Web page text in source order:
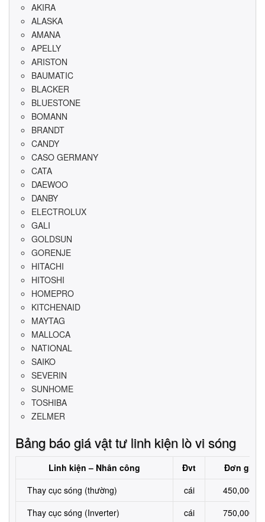
AKIRA
ALASKA
AMANA
APELLY
ARISTON
BAUMATIC
BLACKER
BLUESTONE
BOMANN
BRANDT
CANDY
CASO GERMANY
CATA
DAEWOO
DANBY
ELECTROLUX
GALI
GOLDSUN
GORENJE
HITACHI
HITOSHI
HOMEPRO
KITCHENAID
MAYTAG
MALLOCA
NATIONAL
SAIKO
SEVERIN
SUNHOME
TOSHIBA
ZELMER
Bảng báo giá vật tư linh kiện lò vi sóng
Linh kiện – Nhân công Đvt
Đơn giá
Thay cục sóng (thường)
cái
450,000-
Thay cục sóng (Inverter)
cái
750,000-